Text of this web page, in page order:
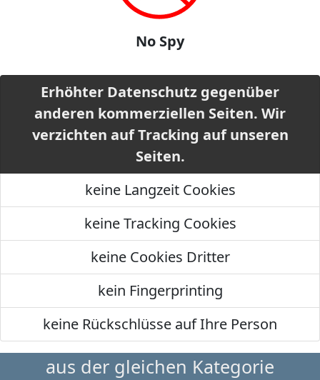
No Spy
Erhöhter Datenschutz gegenüber
anderen kommerziellen Seiten. Wir
verzichten auf Tracking auf unseren
Seiten.
keine Langzeit Cookies
keine Tracking Cookies
keine Cookies Dritter
kein Fingerprinting
keine Rückschlüsse auf Ihre Person
aus der gleichen Kategorie